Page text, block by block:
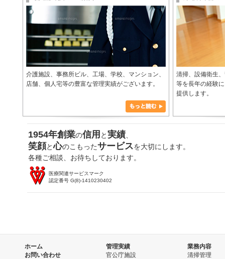
介護施設、事務所ビル、工場、学校、マンション、
店舗、個人宅等の豊富な管理実績がございます。
清掃、設備衛生
等を長年の経験
提供します。
1954年創業の信用 と実績、
笑顔と心のこもったサービスを大切にします。
各種ご相談、お待ちしております。
医療関連サービスマーク
認定番号 G(8)-1410230402
ホーム
お問い合わせ
管理実績
官公庁施設
業務内容
清掃管理